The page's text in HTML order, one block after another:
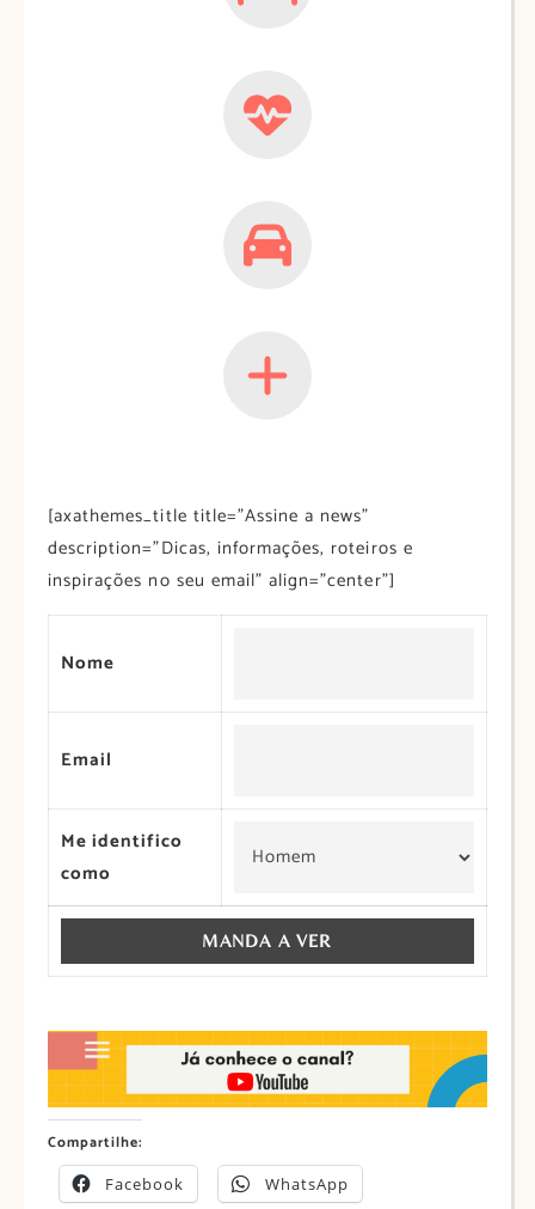
[axathemes_title title=”Assine a news”
description=”Dicas, informações, roteiros e
inspirações no seu email” align=”center”]
Nome
Email
Me identifico
como
Compartilhe:
Facebook WhatsApp